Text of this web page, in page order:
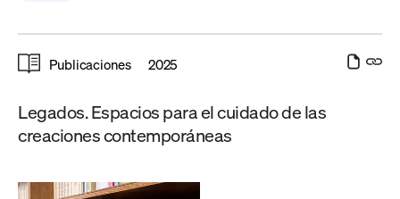
Publicaciones 2025
Legados. Espacios para el cuidado de las
creaciones contemporáneas